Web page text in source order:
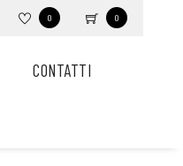
0 0
CONTATTI